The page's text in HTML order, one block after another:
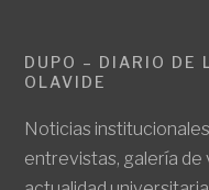
DUPO – DIARIO DE
OLAVIDE
Noticias
entrevistas, galería de